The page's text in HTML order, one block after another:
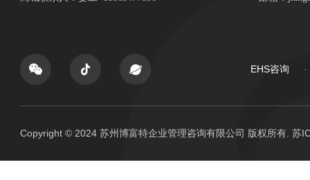
EHS咨询
Copyright © 2024 苏州博富特企业管理咨询有限公司 版权所有. 苏